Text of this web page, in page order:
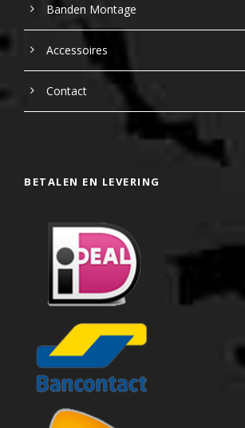
Banden Montage
Accessoires
Contact
BETALEN EN LEVERING